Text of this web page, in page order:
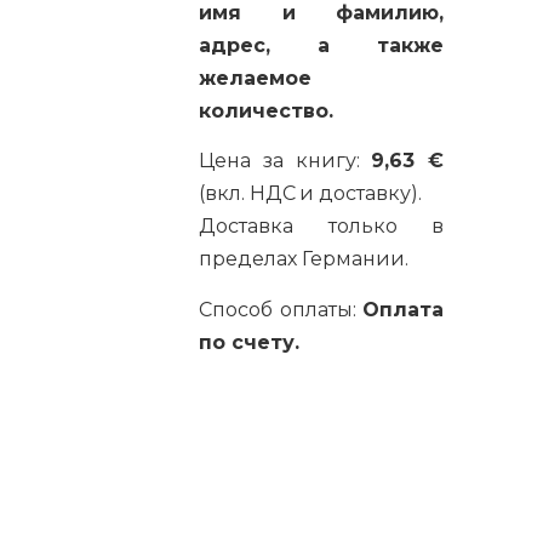
имя и фамилию,
адрес, а также
желаемое
количество.
Цена за книгу: 9,63 €
(вкл. НДС и доставку).
Доставка только в
пределах Германии.
Способ оплаты: Оплата
по счету.